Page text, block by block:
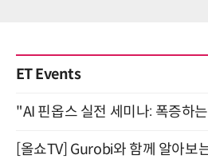
ET Events